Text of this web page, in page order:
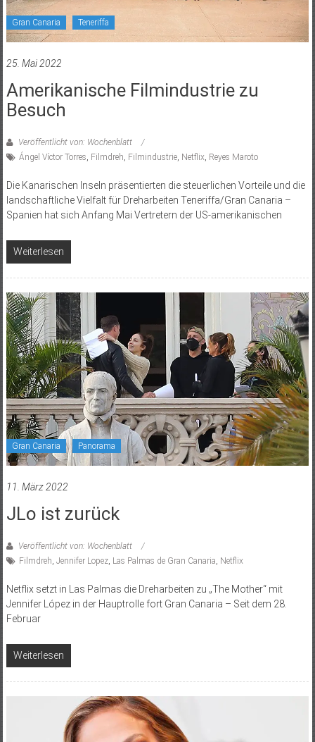
Gran Canaria Teneriffa
25. Mai 2022
Amerikanische Filmindustrie zu
Besuch
Veröffentlicht von: Wochenblatt
Ángel Víctor Torres Filmdreh Filmindustrie, Netflix Reyes Maroto
Die Kanarischen Inseln präsentierten die steuerlichen Vorteile und die
landschaftliche Vielfalt für Dreharbeiten Teneriffa/Gran Canaria –
Spanien hat sich Anfang Mai Vertretern der US-amerikanischen
Weiterlesen
Gran Canaria Panorama
11. März 2022
JLo ist zurück
Veröffentlicht von: Wochenblatt
Filmdreh Jennifer Lopez, Las Palmas de Gran Canaria Netflix
Netflix setzt in Las Palmas die Dreharbeiten zu „The Mother“ mit
Jennifer López in der Hauptrolle fort Gran Canaria – Seit dem 28.
Februar
Weiterlesen